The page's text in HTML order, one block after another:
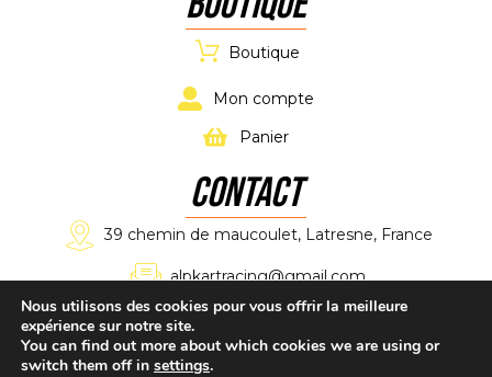
Boutique
Mon compte
Panier
CONTACT
39 chemin de maucoulet, Latresne, France
alpkartracing@gmail.com
Nous utilisons des cookies pour vous offrir la meilleure
expérience sur notre site.
You can find out more about which cookies we are using or
switch them off in settings.